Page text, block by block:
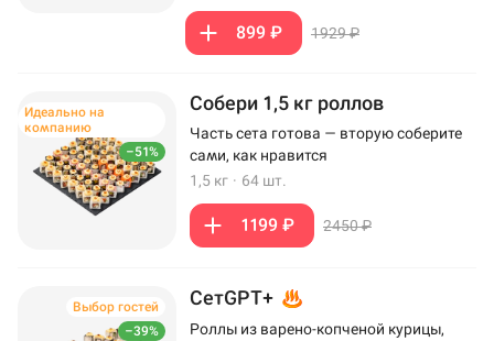
899 ₽ 1929 ₽
–51%
Идеально на
компанию
Собери 1,5 кг роллов
Часть сета готова — вторую соберите
сами, как нравится
1,5 кг · 64 шт.
1199 ₽ 2450 ₽
–39%
Выбор гостей СетGPT+
Роллы из варено-копченой курицы,